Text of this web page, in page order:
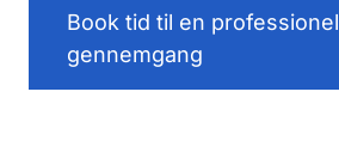
Book tid til en professionel
gennemgang